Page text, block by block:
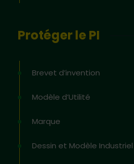
Protéger le PI
Brevet d’invention
Modèle d’Utilité
Marque
Dessin et Modèle Industriel